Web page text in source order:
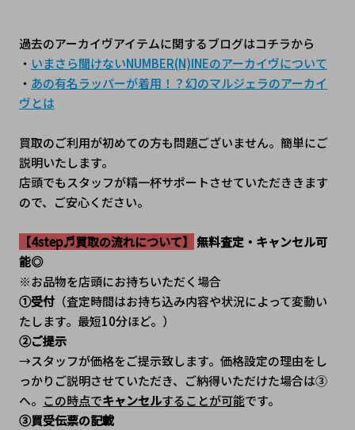
過去のアーカイヴアイテムに関するブログはコチラから
・ いまさら聞けないNUMBER(N)INEのアーカイヴについて
・ あの有名ラッパーが着用！？幻のマルジェラのアーカイ
ヴとは
買取のご利用が初めての方も問題ございません。簡単にご
説明いたします。
﻿店頭でもスタッフが精一杯サポートさせていただききます
ので、ご安心ください。
【4step♬買取の流れについて】 無料査定・キャンセル可
能◎
※お品物を店頭にお持ちいただく場合
①受付（査定時間はお持ち込み内容や状況によって変動い
たします。最短10分ほど。）
②ご提示
→スタッフが価格をご提示致します。価格設定の理由をし
っかりご説明させていただき、ご納得いただけた場合は③
へ。 この時点でキャンセルすることが可能です。
③買受伝票の記載